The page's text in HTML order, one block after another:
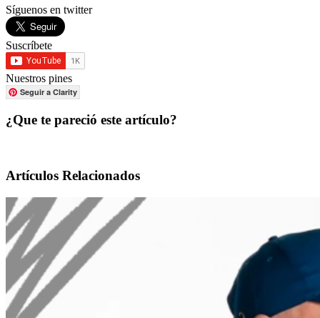
Síguenos en twitter
Suscríbete
Nuestros pines
Seguir a Clarity
¿Que te pareció este artículo?
Artículos Relacionados